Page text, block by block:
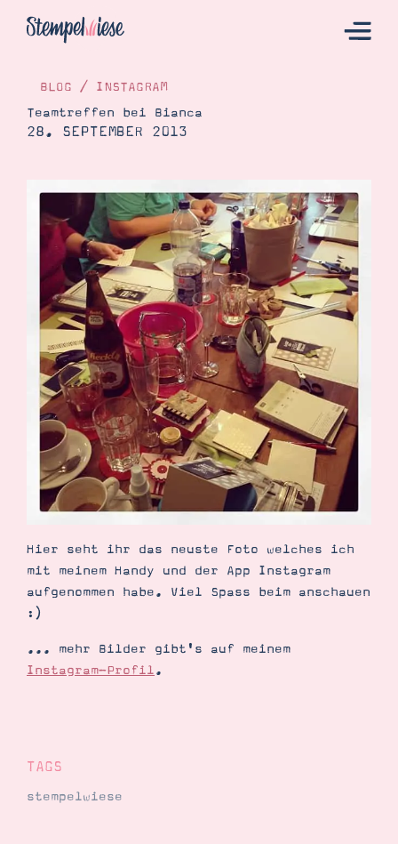
Bestellen
Kontakt
Angebote
Demonstrator werden
Blog
Gutscheine
Produkte erklärt
Über mich
Über Stampin’ Up!
Ordnungstipps
BLOG / INSTAGRAM
Teamtreffen bei Bianca
28. SEPTEMBER 2013
Hier seht ihr das neuste Foto welches ich
mit meinem Handy und der App Instagram
aufgenommen habe. Viel Spass beim anschauen
:)
... mehr Bilder gibt's auf meinem
Instagram-Profil.
TAGS
stempelwiese